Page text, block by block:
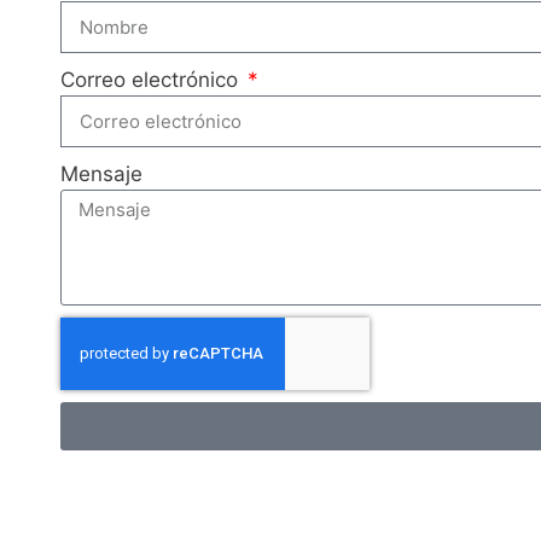
Correo electrónico
Mensaje